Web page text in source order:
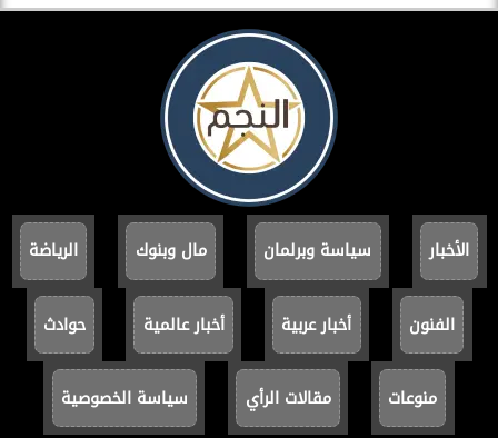
الأخبار سياسة وبرلمان مال وبنوك الرياضة
الفنون أخبار عربية أخبار عالمية حوادث
منوعات مقالات الرأي سياسة الخصوصية